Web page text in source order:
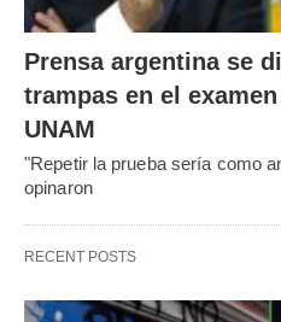
Prensa argentina se
trampas en el
UNAM
"Repetir la prueba sería como
opinaron
RECENT POSTS